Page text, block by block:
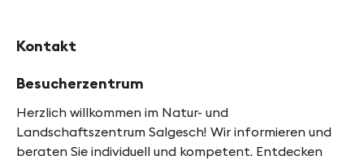
Kontakt
Besucherzentrum
Herzlich willkommen im Natur- und
Landschaftszentrum Salgesch! Wir informieren und
beraten Sie individuell und kompetent. Entdecken